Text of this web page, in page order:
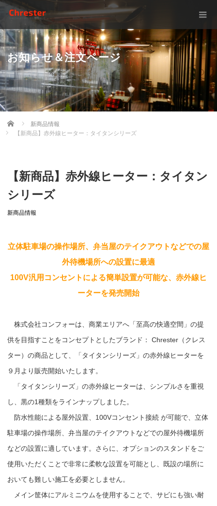
お知らせ＆注文ページ
Home
新商品情報
【新商品】赤外線ヒーター：タイタンシリーズ
【新商品】赤外線ヒーター：タイタン
シリーズ
新商品情報
立体駐車場の操作場所、弁当屋のテイクアウトなどでの屋
外待機場所への設置に最適
100V汎用コンセントによる簡単設置が可能な、赤外線ヒ
ーターを発売開始
株式会社コンフォーは、商業エリアへ「至高の快適空間」の提
供を目指すことをコンセプトとしたブランド： Chrester（クレス
ター）の商品として、「タイタンシリーズ」の赤外線ヒーターを
９月より販売開始いたします。
「タイタンシリーズ」の赤外線ヒーターは、シンプルさを重視
し、黒の1種類をラインナップしました。
防水性能による屋外設置、100Vコンセント接続 が可能で、立体
駐車場の操作場所、弁当屋のテイクアウトなどでの屋外待機場所
などの設置に適しています。 さらに、オプションのスタンドをご
使用いただくことで非常に柔軟な設置を可能とし、既設の場所に
おいても難しい施工を必要としません。
メイン筐体にアルミニウムを使用することで、サビにも強い耐